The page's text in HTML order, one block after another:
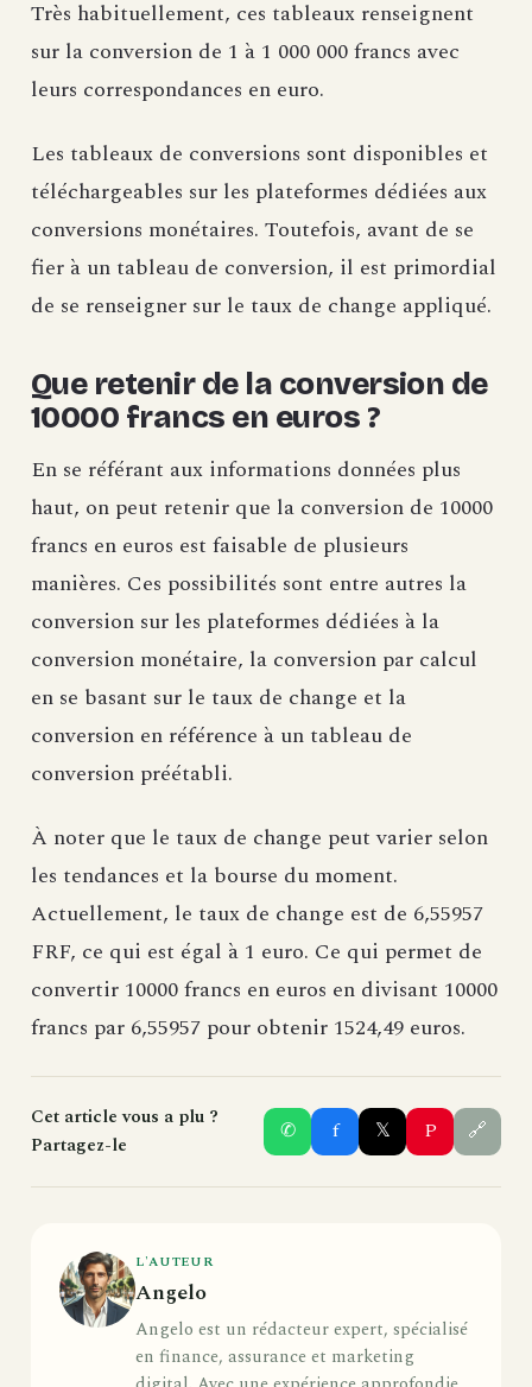
Très habituellement, ces tableaux renseignent
sur la conversion de 1 à 1 000 000 francs avec
leurs correspondances en euro.
Les tableaux de conversions sont disponibles et
téléchargeables sur les plateformes dédiées aux
conversions monétaires. Toutefois, avant de se
fier à un tableau de conversion, il est primordial
de se renseigner sur le taux de change appliqué.
Que retenir de la conversion de
10000 francs en euros ?
En se référant aux informations données plus
haut, on peut retenir que la conversion de 10000
francs en euros est faisable de plusieurs
manières. Ces possibilités sont entre autres la
conversion sur les plateformes dédiées à la
conversion monétaire, la conversion par calcul
en se basant sur le taux de change et la
conversion en référence à un tableau de
conversion préétabli.
À noter que le taux de change peut varier selon
les tendances et la bourse du moment.
Actuellement, le taux de change est de 6,55957
FRF, ce qui est égal à 1 euro. Ce qui permet de
convertir 10000 francs en euros en divisant 10000
francs par 6,55957 pour obtenir 1524,49 euros.
Cet article vous a plu ?
Partagez-le
✆ f 𝕏 P 🔗
L'AUTEUR
Angelo
Angelo est un rédacteur expert, spécialisé
en finance, assurance et marketing